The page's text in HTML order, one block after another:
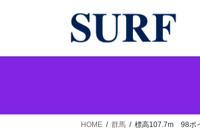
HOME 群馬 標高107.7m 98ポ